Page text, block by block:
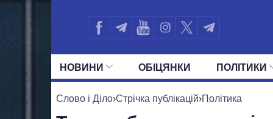
НОВИНИ ОБIЦЯНКИ ПОЛIТИКИ
УСІ ПОЛІТИКИ ПРЕЗИДЕНТ І ОФІС
Слово і Діло›Стрічка публікацій›Політика